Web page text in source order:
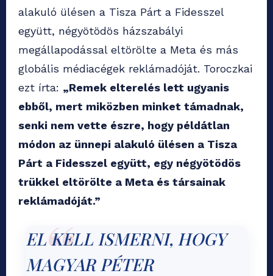
alakuló ülésen a Tisza Párt a Fidesszel
együtt, négyötödös házszabályi
megállapodással eltörölte a Meta és más
globális médiacégek reklámadóját. Toroczkai
ezt írta: „Remek elterelés lett ugyanis
ebből, mert miközben minket támadnak,
senki nem vette észre, hogy példátlan
módon az ünnepi alakuló ülésen a Tisza
Párt a Fidesszel együtt, egy négyötödös
trükkel eltörölte a Meta és társainak
reklámadóját.”
EL KELL ISMERNI, HOGY
MAGYAR PÉTER